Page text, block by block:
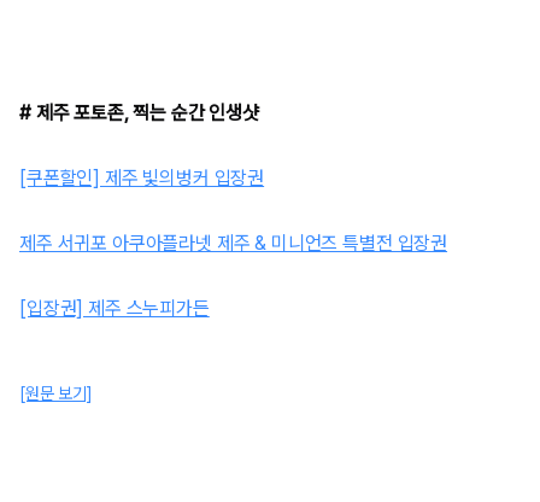
# 제주 포토존, 찍는 순간 인생샷
[쿠폰할인] 제주 빛의벙커 입장권
제주 서귀포 아쿠아플라넷 제주 & 미니언즈 특별전 입장권
[입장권] 제주 스누피가든
[원문 보기]